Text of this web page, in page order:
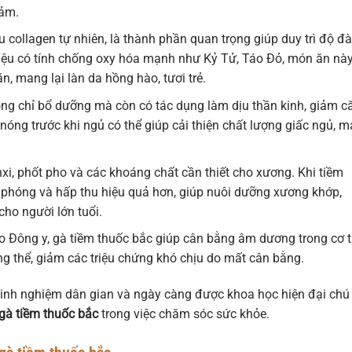
collagen tự nhiên, là thành phần quan trọng giúp duy trì độ
có tính chống oxy hóa mạnh như Kỷ Tử, Táo Đỏ, món ăn
mang lại làn da hồng hào, tươi trẻ.
chỉ bổ dưỡng mà còn có tác dụng làm dịu thần kinh, giảm
trước khi ngủ có thể giúp cải thiện chất lượng giấc ngủ,
phốt pho và các khoáng chất cần thiết cho xương. Khi tiềm
và hấp thu hiệu quả hơn, giúp nuôi dưỡng xương khớp,
người lớn tuổi.
Đông y, gà tiềm thuốc bắc giúp cân bằng âm dương trong cơ
thể, giảm các triệu chứng khó chịu do mất cân bằng.
nghiệm dân gian và ngày càng được khoa học hiện đại chú
tiềm thuốc bắctrong việc chăm sóc sức khỏe.